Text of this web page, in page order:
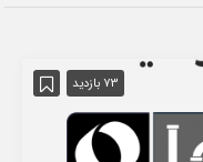
73 بازدید